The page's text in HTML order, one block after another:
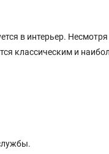
в интерьер.
классическим и